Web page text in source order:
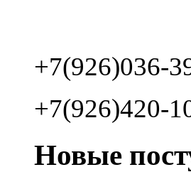
+7(926)036-
+7(926)420-
Новые